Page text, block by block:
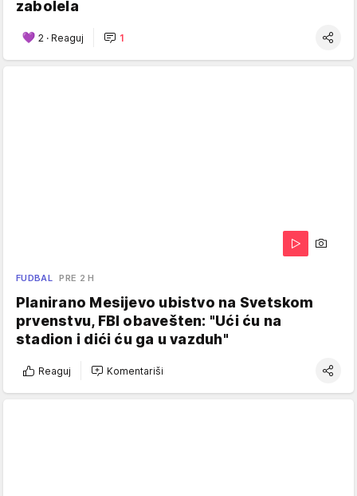
zabolela
2 · Reaguj 1
FUDBAL PRE 2 H
Planirano Mesijevo ubistvo na Svetskom
prvenstvu, FBI obavešten: "Ući ću na
stadion i dići ću ga u vazduh"
Reaguj Komentariši